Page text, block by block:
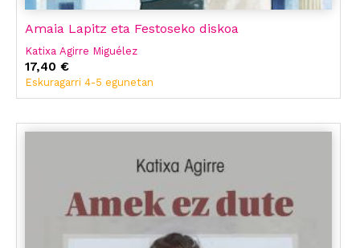
Amaia Lapitz eta Festoseko diskoa
Katixa Agirre Miguélez
17,40 €
Eskuragarri 4-5 egunetan